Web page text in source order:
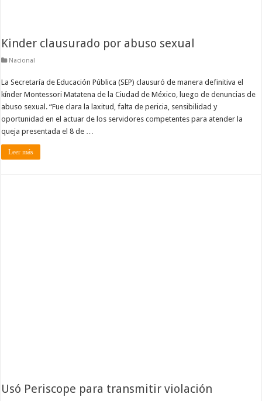
Kinder clausurado por abuso sexual
Nacional
La Secretaría de Educación Pública (SEP) clausuró de manera definitiva el
kínder Montessori Matatena de la Ciudad de México, luego de denuncias de
abuso sexual. “Fue clara la laxitud, falta de pericia, sensibilidad y
oportunidad en el actuar de los servidores competentes para atender la
queja presentada el 8 de …
Leer más
Usó Periscope para transmitir violación